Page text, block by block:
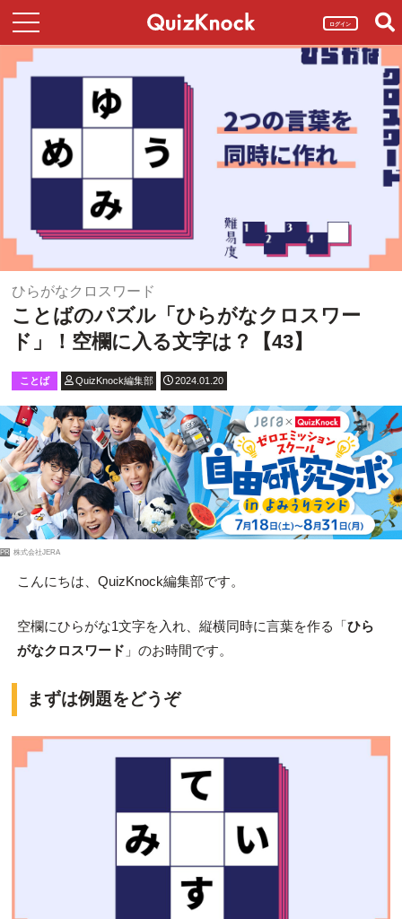
ログイン
ひらがなクロスワード
ことばのパズル「ひらがなクロスワー
ド」！空欄に入る文字は？【43】
ことば QuizKnock編集部 2024.01.20
PR 株式会社JERA
こんにちは、QuizKnock編集部です。
空欄にひらがな1文字を入れ、縦横同時に言葉を作る「ひら
がなクロスワード 」のお時間です。
まずは例題をどうぞ